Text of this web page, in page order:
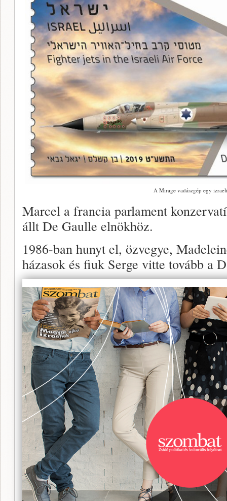
A Mirage vadászgép egy
Marcel a francia parlament
állt De Gaulle elnökhöz.
1986-ban hunyt el, özvegye,
házasok és fiuk Serge vitte tovább a